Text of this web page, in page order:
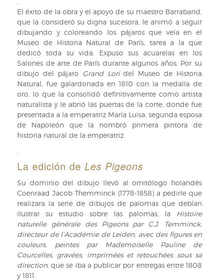
de
la
Real
Biblioteca
de
la
obra
Histoire
naturelle
des
Tangaras,
des
Manakins
et
de
Anselme-
Gaëtan
Desmarest
ilustrada
por
Jacques
Barraband
(RB
VIII-
2139).
El éxito de la obra y el apoyo de su maestro Barraband,
que la consideró su digna sucesora, le animó a seguir
dibujando y coloreando los pájaros que veía en el
Museo de Historia Natural de París, tarea a la que
dedicó toda su vida. Expuso sus acuarelas en los
Salones de arte de París durante algunos años. Por su
dibujo del pájaro Grand Loridel Museo de Historia
Natural, fue galardonada en 1810 con la medalla de
oro, lo que la consolidó definitivamente como artista
naturalista y le abrió las puertas de la corte, donde fue
presentada a la emperatriz María Luisa, segunda esposa
de Napoleón que la nombró primera pintora de
historia natural de la emperatriz.
La edición de Les Pigeons
Su dominio del dibujo llevó al ornitólogo holandés
Coenraad Jacob Themminck (1778-1858) a pedirle que
realizara la serie de dibujos de palomas que debían
ilustrar su estudio sobre las palomas, la
Histoire
naturelle générale des Pigeons par C.J. Temminck,
directeur de l’Académie de Leiden, avec des figures en
couleurs, peintes par Mademoiselle Pauline de
Courcelles, gravées, imprimées et retouchées sous sa
direction, que se iba a publicar por entregas entre 1808
y 1811.